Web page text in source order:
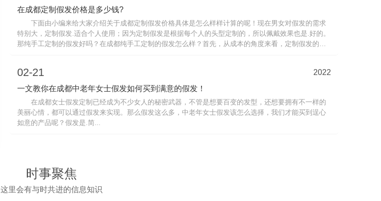
在成都定制假发价格是多少钱?
下面由小编来给大家介绍关于成都定制假发价格具体是怎么样样计算的呢！现在男女对假发的需求
特别大，定制假发.适合个人使用；因为定制假发是根据每个人的头型定制的，所以佩戴效果也是.好的。
那纯手工定制的假发好吗？在成都纯手工定制的假发怎么样？首先，从成本的角度来看，定制假发的价
02-21
2022
一文教你在成都中老年女士假发如何买到满意的假发！
在成都女士假发定制已经成为不少女人的秘密武器，不管是想要百变的发型，还想要拥有不一样的
美丽心情，都可以通过假发来实现。那么假发这么多，中老年女士假发该怎么选择，我们才能买到逞心
如意的产品呢？假发是.简...
时事聚焦
这里会有与时共进的信息知识